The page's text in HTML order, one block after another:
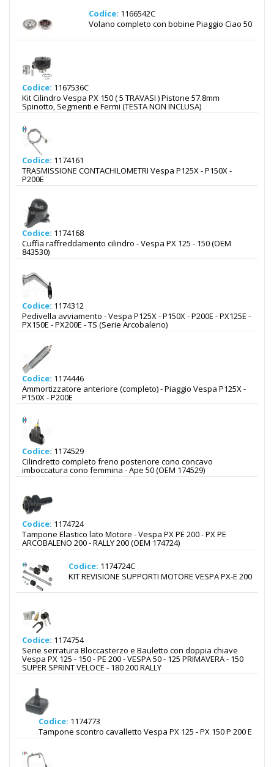
Codice: 1166542C
Volano completo con bobine Piaggio Ciao 50
Codice: 1167536C
Kit Cilindro Vespa PX 150 ( 5 TRAVASI ) Pistone 57.8mm
Spinotto, Segmenti e Fermi (TESTA NON INCLUSA)
Codice: 1174161
TRASMISSIONE CONTACHILOMETRI Vespa P125X - P150X -
P200E
Codice: 1174168
Cuffia raffreddamento cilindro - Vespa PX 125 - 150 (OEM
843530)
Codice: 1174312
Pedivella avviamento - Vespa P125X - P150X - P200E - PX125E -
PX150E - PX200E - TS (Serie Arcobaleno)
Codice: 1174446
Ammortizzatore anteriore (completo) - Piaggio Vespa P125X -
P150X - P200E
Codice: 1174529
Cilindretto completo freno posteriore cono concavo
imboccatura cono femmina - Ape 50 (OEM 174529)
Codice: 1174724
Tampone Elastico lato Motore - Vespa PX PE 200 - PX PE
ARCOBALENO 200 - RALLY 200 (OEM 174724)
Codice: 1174724C
KIT REVISIONE SUPPORTI MOTORE VESPA PX-E 200
Codice: 1174754
Serie serratura Bloccasterzo e Bauletto con doppia chiave
Vespa PX 125 - 150 - PE 200 - VESPA 50 - 125 PRIMAVERA - 150
SUPER SPRINT VELOCE - 180 200 RALLY
Codice: 1174773
Tampone scontro cavalletto Vespa PX 125 - PX 150 P 200 E